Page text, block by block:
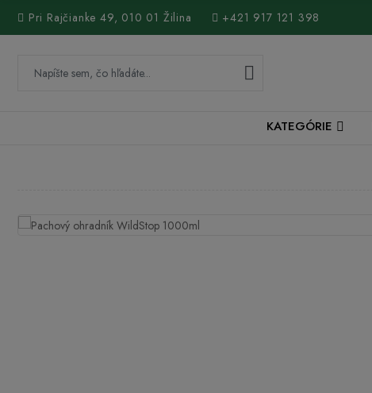
Pri Rajčianke 49, 010 01 Žilina +421 917 121 398
KATEGÓRIE